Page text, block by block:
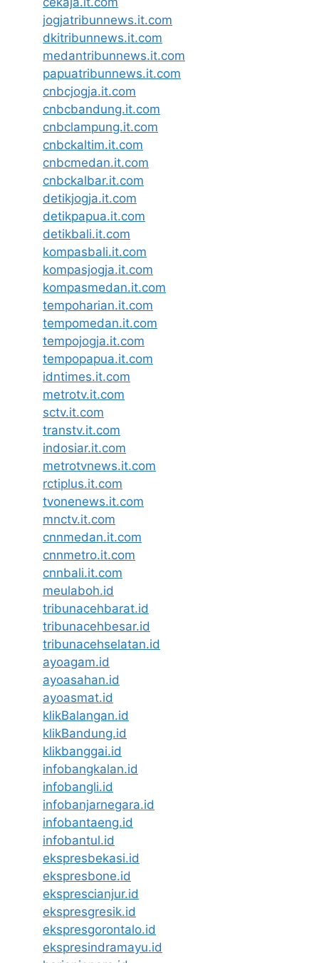
jogjatribunnews.it.com
dkitribunnews.it.com
medantribunnews.it.com
papuatribunnews.it.com
cnbcjogja.it.com
cnbcbandung.it.com
cnbclampung.it.com
cnbckaltim.it.com
cnbcmedan.it.com
cnbckalbar.it.com
detikjogja.it.com
detikpapua.it.com
detikbali.it.com
kompasbali.it.com
kompasjogja.it.com
kompasmedan.it.com
tempoharian.it.com
tempomedan.it.com
tempojogja.it.com
tempopapua.it.com
idntimes.it.com
metrotv.it.com
sctv.it.com
transtv.it.com
indosiar.it.com
metrotvnews.it.com
rctiplus.it.com
tvonenews.it.com
mnctv.it.com
cnnmedan.it.com
cnnmetro.it.com
cnnbali.it.com
meulaboh.id
tribunacehbarat.id
tribunacehbesar.id
tribunacehselatan.id
ayoagam.id
ayoasahan.id
ayoasmat.id
klikBalangan.id
klikBandung.id
klikbanggai.id
infobangkalan.id
infobangli.id
infobanjarnegara.id
infobantaeng.id
infobantul.id
ekspresbekasi.id
ekspresbone.id
eksprescianjur.id
ekspresgresik.id
ekspresgorontalo.id
ekspresindramayu.id